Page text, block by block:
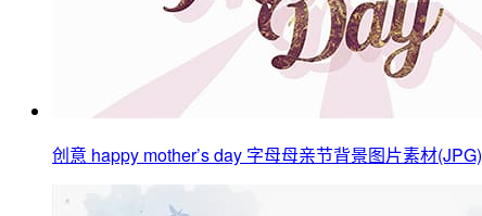
创意 happy mother’s day 字母母亲节背景图片素材(JPG)